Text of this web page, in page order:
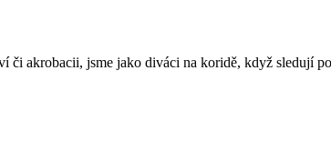
či akrobacii, jsme jako diváci na koridě, když sledují